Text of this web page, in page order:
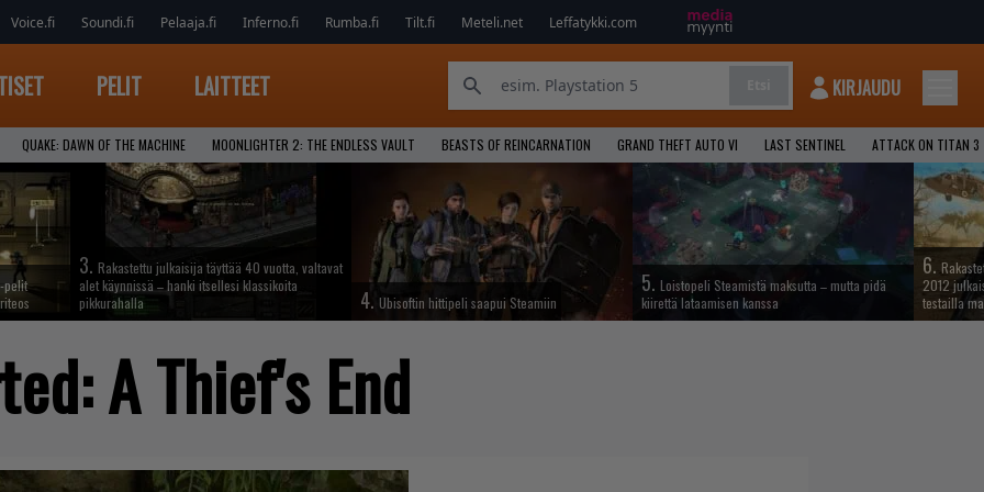
Voice.fi Soundi.fi Pelaaja.fi Inferno.fi Rumba.fi Tilt.fi Meteli.net Leffatykki.com
PELIT LAITTEET KIRJAUDU
QUAKE: DAWN OF THE MACHINE MOONLIGHTER 2: THE ENDLESS VAULT BEASTS OF REINCARNATION GRAND THEFT AUTO VI LAST SENTINEL ATTACK ON TITAN 3
pelit
3. Rakastettu julkaisija täyttää 40 vuotta, valtavat
alet käynnissä – hanki itsellesi klassikoita
pikkurahalla
4. Ubisoftin hittipeli saapui Steamiin
5. Loistopeli Steamistä maksutta – mutta pidä
kiirettä lataamisen kanssa
6.
2012
testailla
A Thief's End